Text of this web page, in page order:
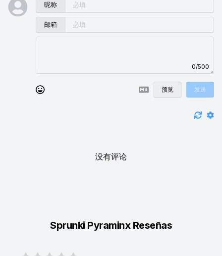
昵称
邮箱
0/500
预览 发送
没有评论
Sprunki Pyraminx Reseñas